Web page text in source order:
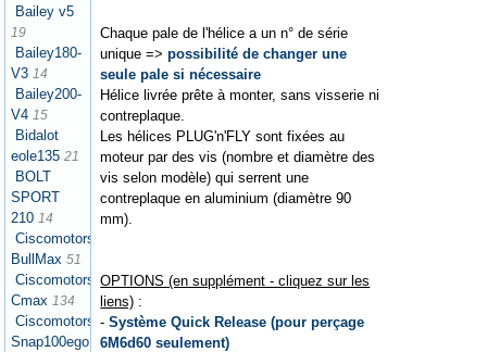
Bailey v5
19
Bailey180-
V3 14
Bailey200-
V4 15
Bidalot
eole135 21
BOLT
SPORT
210 14
Ciscomotors
BullMax 51
Ciscomotors
Cmax 134
Ciscomotors
Snap100ego
Chaque pale de l'hélice a un n° de série
unique =>possibilité de changer une
seule pale si nécessaire
Hélice livrée prête à monter, sans visserie ni
contreplaque.
Les hélices PLUG'n'FLY sont fixées au
moteur par des vis (nombre et diamètre des
vis selon modèle) qui serrent une
contreplaque en aluminium (diamètre 90
mm).
OPTIONS (en supplément - cliquez sur les
liens) :
-Système Quick Release (pour perçage
6M6d60 seulement)